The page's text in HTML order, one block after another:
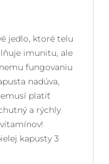
jedlo, ktoré telu
imunitu, ale
fungovaniu
nadúva,
platiť
a rýchly
kapusty 3